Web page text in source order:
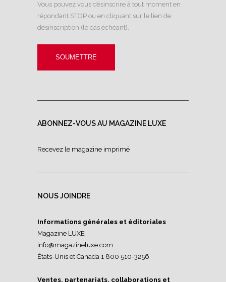
Vous pouvez vous désinscrire à tout moment en
répondant STOP ou en cliquant sur le lien de
désinscription (le cas échéant).
ABONNEZ-VOUS AU MAGAZINE LUXE
Recevez le magazine imprimé
NOUS JOINDRE
Informations générales et éditoriales
Magazine LUXE
info@magazineluxe.com
États-Unis et Canada 1 800 510-3256
Ventes, partenariats, collaborations et